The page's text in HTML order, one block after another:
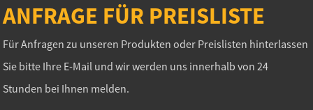
ANFRAGE FÜR PREISLISTE
Für Anfragen zu unseren Produkten oder Preislisten hinterlassen
Sie bitte Ihre E-Mail und wir werden uns innerhalb von 24
Stunden bei Ihnen melden.